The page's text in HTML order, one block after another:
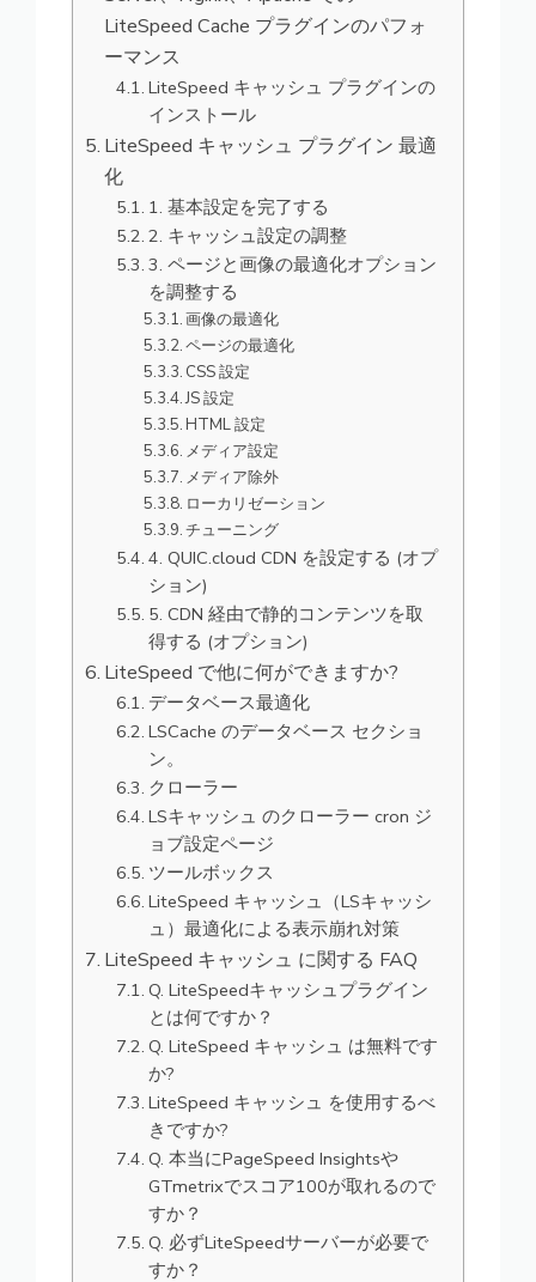
LiteSpeed Cache プラグインのパフォ
ーマンス
LiteSpeed キャッシュ プラグインの
インストール
LiteSpeed キャッシュ プラグイン 最適
化
1. 基本設定を完了する
2. キャッシュ設定の調整
3. ページと画像の最適化オプション
を調整する
画像の最適化
ページの最適化
CSS 設定
JS 設定
HTML 設定
メディア設定
メディア除外
ローカリゼーション
チューニング
4. QUIC.cloud CDN を設定する (オプ
ション)
5. CDN 経由で静的コンテンツを取
得する (オプション)
LiteSpeed で他に何ができますか?
データベース最適化
LSCache のデータベース セクショ
ン。
クローラー
LSキャッシュ のクローラー cron ジ
ョブ設定ページ
ツールボックス
LiteSpeed キャッシュ（LSキャッシ
ュ）最適化による表示崩れ対策
LiteSpeed キャッシュ に関する FAQ
Q. LiteSpeedキャッシュプラグイン
とは何ですか？
Q. LiteSpeed キャッシュ は無料です
か?
LiteSpeed キャッシュ を使用するべ
きですか?
Q. 本当にPageSpeed Insightsや
GTmetrixでスコア100が取れるので
すか？
Q. 必ずLiteSpeedサーバーが必要で
すか？